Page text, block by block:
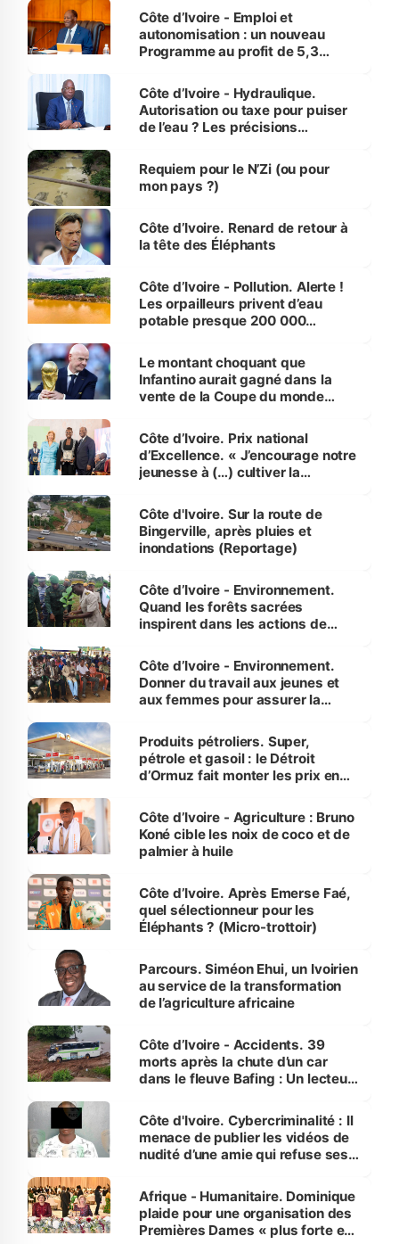
et Yamoussoukro
Côte d’Ivoire - Emploi et
autonomisation : un nouveau
Programme au profit de 5,3
Côte d’Ivoire - Hydraulique.
Autorisation ou taxe pour puiser
de l’eau ? Les précisions
Requiem pour le N’Zi (ou pour
mon pays ?)
Côte d’Ivoire. Renard de retour à
la tête des Éléphants
Côte d’Ivoire - Pollution. Alerte !
Les orpailleurs privent d’eau
potable presque 200 000
Le montant choquant que
Infantino aurait gagné dans la
vente de la Coupe du monde
Côte d’Ivoire. Prix national
d’Excellence. « J’encourage notre
jeunesse à (…) cultiver la
(Alassane Ouattara
Côte d'Ivoire. Sur la route de
Bingerville, après pluies et
inondations (Reportage)
Côte d’Ivoire - Environnement.
Quand les forêts sacrées
inspirent dans les actions de
Côte d’Ivoire - Environnement.
Donner du travail aux jeunes et
aux femmes pour assurer la
menacées
Produits pétroliers. Super,
pétrole et gasoil : le Détroit
d’Ormuz fait monter les prix en
Côte d’Ivoire - Agriculture : Bruno
Koné cible les noix de coco et de
palmier à huile
Côte d’Ivoire. Après Emerse Faé,
quel sélectionneur pour les
Éléphants ? (Micro-trottoir)
Parcours. Siméon Ehui, un Ivoirien
au service de la transformation
de l’agriculture africaine
Côte d’Ivoire - Accidents. 39
morts après la chute d’un car
dans le fleuve Bafing : Un lecteur
des Transports
Côte d'Ivoire. Cybercriminalité : Il
menace de publier les vidéos de
nudité d’une amie qui refuse ses
Afrique - Humanitaire. Dominique
plaide pour une organisation des
Premières Dames « plus forte et